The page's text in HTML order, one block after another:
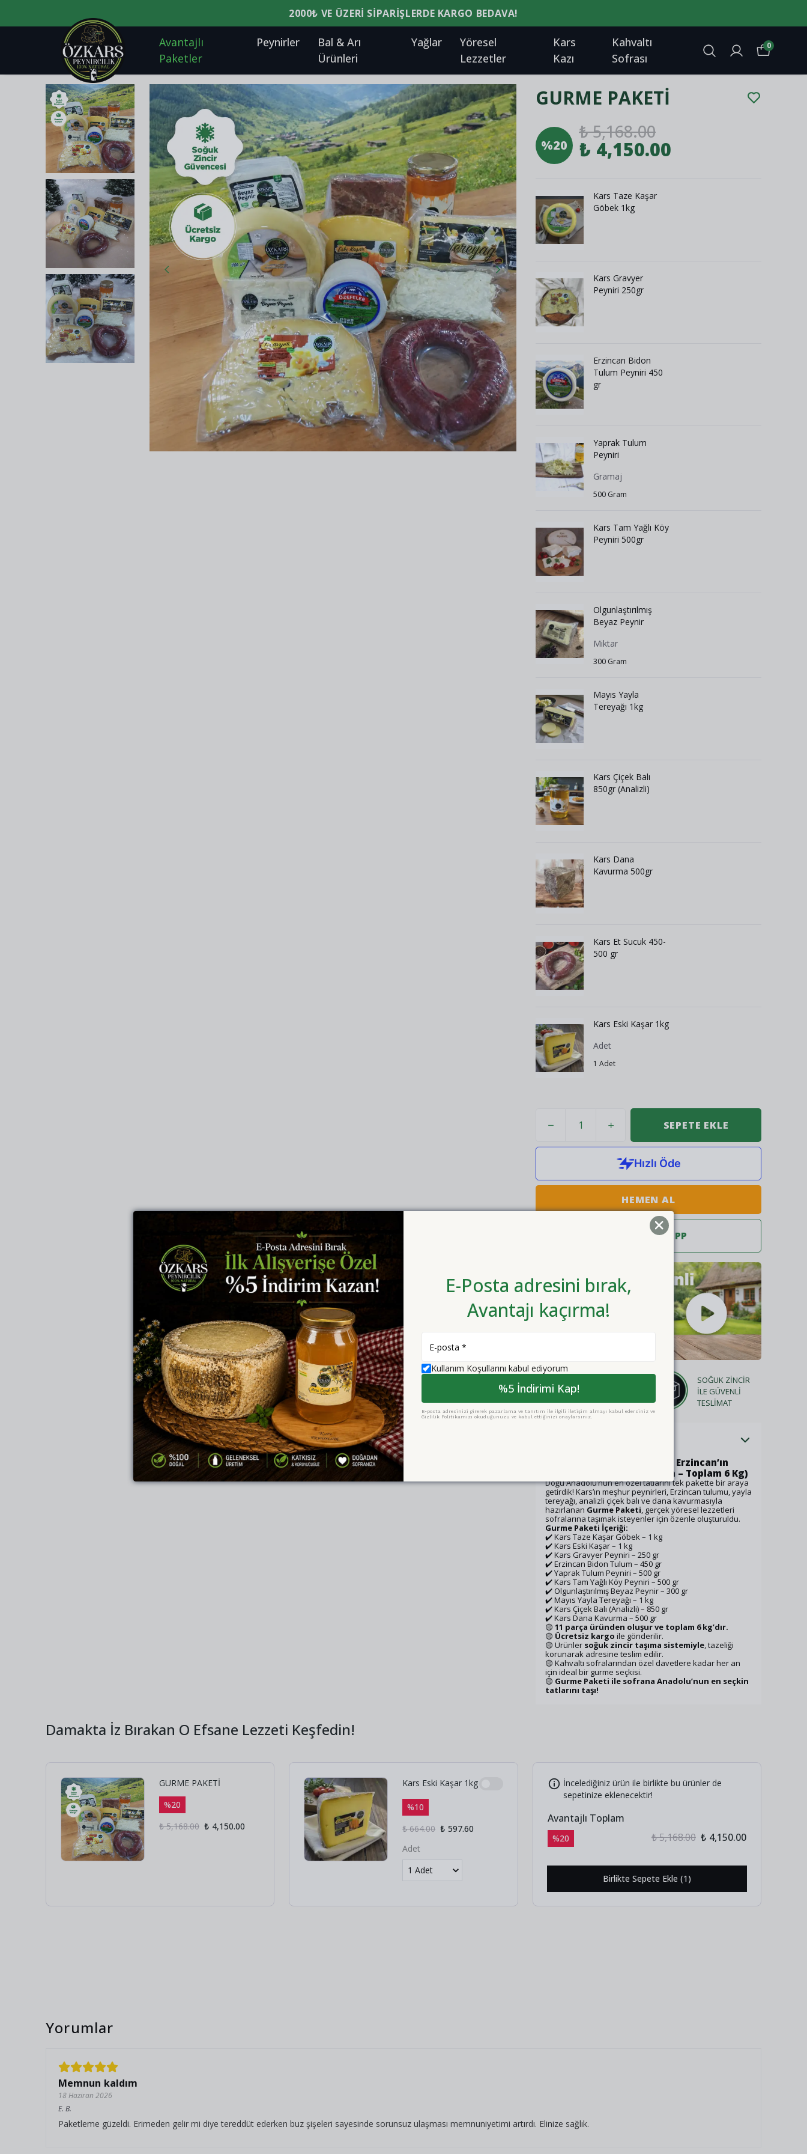
2000₺ VE ÜZERI SIPARIŞLERDE KARGO BEDAVA!
Avantajlı
Paketler
Peynirler
Bal & Arı
Ürünleri
Yağlar
Yöresel
Lezzetler
Kars
Kazı
Kahvaltı
Sofrası
0
GURME PAKETİ
%20
₺ 5,168.00
₺ 4,150.00
Kars Taze Kaşar
Göbek 1kg
Kars Gravyer
Peyniri 250gr
Erzincan Bidon
Tulum Peyniri 450
gr
Yaprak Tulum
Peyniri
Gramaj
500 Gram
Kars Tam Yağlı Köy
Peyniri 500gr
Olgunlaştırılmış
Beyaz Peynir
Miktar
300 Gram
Mayıs Yayla
Tereyağı 1kg
Kars Çiçek Balı
850gr (Analizli)
Kars Dana
Kavurma 500gr
Kars Et Sucuk 450-
500 gr
Kars Eski Kaşar 1kg
Adet
1 Adet
SEPETE EKLE
HEMEN AL
WHATSAPP
SOĞUK ZİNCİR
İLE GÜVENLİ
TESLİMAT
Gurme Paketi – Kars & Erzincan’ın
Seçkin Lezzetleri (11 Parça – Toplam 6 Kg)
Doğu Anadolu’nun en özel tatlarını tek pakette bir araya
getirdik! Kars’ın meşhur peynirleri, Erzincan tulumu, yayla
tereyağı, analizli çiçek balı ve dana kavurmasıyla
hazırlanan Gurme Paketi, gerçek yöresel lezzetleri
sofralarına taşımak isteyenler için özenle oluşturuldu.
Gurme Paketi İçeriği:
✔️ Kars Taze Kaşar Göbek – 1 kg
✔️ Kars Eski Kaşar – 1 kg
✔️ Kars Gravyer Peyniri – 250 gr
✔️ Erzincan Bidon Tulum – 450 gr
✔️ Yaprak Tulum Peyniri – 500 gr
✔️ Kars Tam Yağlı Köy Peyniri – 500 gr
✔️ Olgunlaştırılmış Beyaz Peynir – 300 gr
✔️ Mayıs Yayla Tereyağı – 1 kg
✔️ Kars Çiçek Balı (Analizli) – 850 gr
✔️ Kars Dana Kavurma – 500 gr
🟡 11 parça üründen oluşur ve toplam 6 kg’dır.
🟡 Ücretsiz kargo ile gönderilir.
🟡 Ürünler soğuk zincir taşıma sistemiyle, tazeliği
korunarak adresine teslim edilir.
🟡 Kahvaltı sofralarından özel davetlere kadar her an
için ideal bir gurme seçkisi.
🟡 Gurme Paketi ile sofrana Anadolu’nun en seçkin
tatlarını taşı!
Damakta İz Bırakan O Efsane Lezzeti Keşfedin!
GURME PAKETİ
%20
₺ 5,168.00 ₺ 4,150.00
Kars Eski Kaşar 1kg
%10
₺ 664.00 ₺ 597.60
Adet
İncelediğiniz ürün ile birlikte bu ürünler de
sepetinize eklenecektir!
Avantajlı Toplam
%20 ₺ 5,168.00 ₺ 4,150.00
Birlikte Sepete Ekle (1)
Yorumlar
Memnun kaldım
18 Haziran 2026
E. B.
Paketleme güzeldi. Erimeden gelir mi diye tereddüt ederken buz şişeleri sayesinde sorunsuz ulaşması memnuniyetimi artırdı. Elinize sağlık.
E-Posta adresini bırak,
Avantajı kaçırma!
Kullanım Koşullarını kabul ediyorum
%5 İndirimi Kap!
E-posta adresinizi girerek pazarlama ve tanıtım ile ilgili iletişim almayı kabul edersiniz ve
Gizlilik Politikamızı okuduğunuzu ve kabul ettiğinizi onaylarsınız.